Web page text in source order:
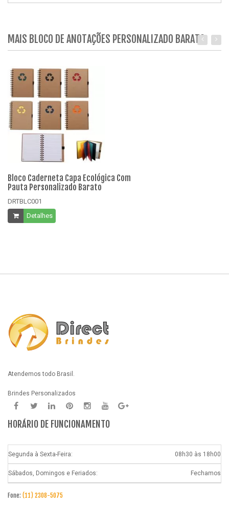
MAIS BLOCO DE ANOTAÇÕES PERSONALIZADO BARATO
Bloco Caderneta Capa Ecológica Com
Pauta Personalizado Barato
DRTBLC001
Detalhes
Atendemos todo Brasil.
Brindes Personalizados
HORÁRIO DE FUNCIONAMENTO
Segunda à Sexta-Feira: 08h30 às 18h00
Sábados, Domingos e Feriados: Fechamos
Fone: (11) 2308-5075